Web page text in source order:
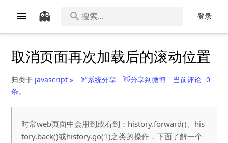
👻 登录
取消页面再次加载后的滚动位置
归类于 javascript » 🏹系统分享 👋分享到微博 当前评论 0
条。
时常web页面中会用到或看到：history.forward()、his
tory.back()或history.go(1)之类的操作，下面了解一个